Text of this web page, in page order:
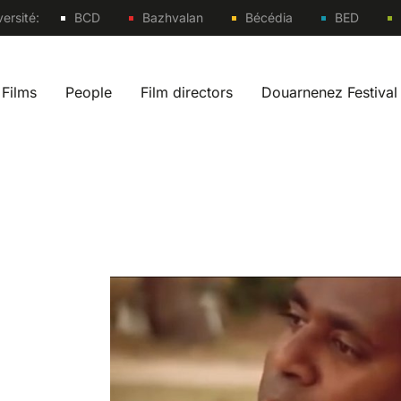
Sites
BCD Bazhvalan Bécédia BED
navigation fr
Films People Film directors Douarnenez Festival